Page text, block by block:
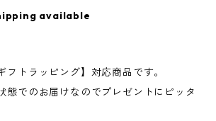
available
フトラッピング】対応商品です。
態でのお届けなのでプレゼントにピッタ